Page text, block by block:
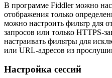
В программе Fiddler можно
отображения только
можно настроить фильтр для
запросов или только HTTPS-
настраивать фильтры для
или URL-адресов из
Настройка сессий